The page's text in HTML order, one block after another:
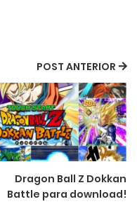
POST ANTERIOR
Dragon Ball Z Dokkan
Battle para download!